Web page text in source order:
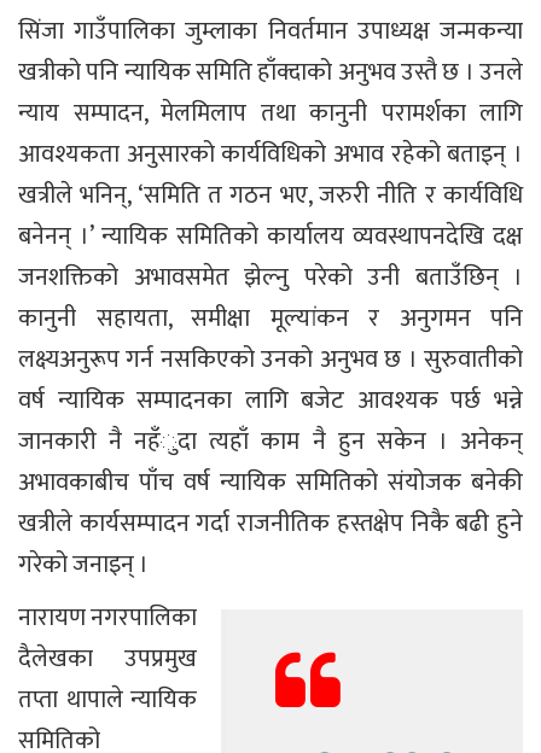
सिंजा गाउँपालिका जुम्लाका निवर्तमान उपाध्यक्ष जन्मकन्या
खत्रीको पनि न्यायिक समिति हाँक्दाको अनुभव उस्तै छ । उनले
न्याय सम्पादन, मेलमिलाप तथा कानुनी परामर्शका लागि
आवश्यकता अनुसारको कार्यविधिको अभाव रहेको बताइन् ।
खत्रीले भनिन्, ‘समिति त गठन भए, जरुरी नीति र कार्यविधि
बनेनन् ।’ न्यायिक समितिको कार्यालय व्यवस्थापनदेखि दक्ष
जनशक्तिको अभावसमेत झेल्नु परेको उनी बताउँछिन् ।
कानुनी सहायता, समीक्षा मूल्यांकन र अनुगमन पनि
लक्ष्यअनुरूप गर्न नसकिएको उनको अनुभव छ । सुरुवातीको
वर्ष न्यायिक सम्पादनका लागि बजेट आवश्यक पर्छ भन्ने
जानकारी नै नहँुदा त्यहाँ काम नै हुन सकेन । अनेकन्
अभावकाबीच पाँच वर्ष न्यायिक समितिको संयोजक बनेकी
खत्रीले कार्यसम्पादन गर्दा राजनीतिक हस्तक्षेप निकै बढी हुने
गरेको जनाइन् ।
नारायण नगरपालिका
दैलेखका उपप्रमुख
तप्ता थापाले न्यायिक
समितिको